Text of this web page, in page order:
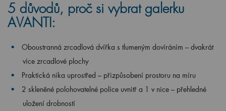
5 důvodů, proč si vybrat galerku
AVANTI:
Oboustranná zrcadlová dvířka s tlumeným dovíráním – dvakrát
více zrcadlové plochy
Praktická nika uprostřed – přizpůsobení prostoru na míru
2 skleněné polohovatelné police uvnitř a 1 v nice – přehledné
uložení drobností